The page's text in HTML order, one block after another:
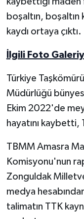
boşaltın,
kaydı ortaya çıktı.
İlgili Foto
Türkiye
Müdürlüğü
Ekim 2022'de
hayatını kaybetti,
TBMM Amasra
Komisyonu'nun
Zonguldak
medya
talimatın TTK
Yerel